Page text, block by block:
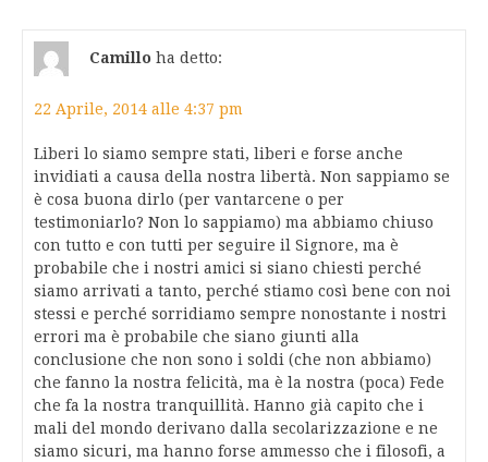
Camillo ha detto:
22 Aprile, 2014 alle 4:37 pm
Liberi lo siamo sempre stati, liberi e forse anche
invidiati a causa della nostra libertà. Non sappiamo se
è cosa buona dirlo (per vantarcene o per
testimoniarlo? Non lo sappiamo) ma abbiamo chiuso
con tutto e con tutti per seguire il Signore, ma è
probabile che i nostri amici si siano chiesti perché
siamo arrivati a tanto, perché stiamo così bene con noi
stessi e perché sorridiamo sempre nonostante i nostri
errori ma è probabile che siano giunti alla
conclusione che non sono i soldi (che non abbiamo)
che fanno la nostra felicità, ma è la nostra (poca) Fede
che fa la nostra tranquillità. Hanno già capito che i
mali del mondo derivano dalla secolarizzazione e ne
siamo sicuri, ma hanno forse ammesso che i filosofi, a